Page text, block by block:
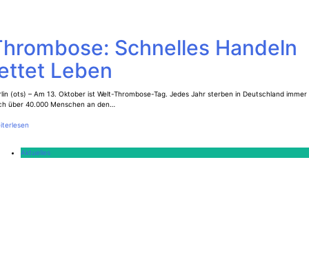
Schnelles Handeln
Leben
(ots) – Am 13. Oktober ist Welt-Thrombose-Tag. Jedes Jahr sterben in Deutschland immer
über 40.000 Menschen an den…
Aktuelles